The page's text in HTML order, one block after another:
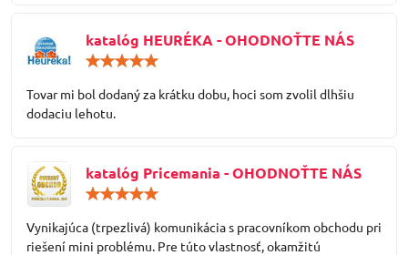
katalóg HEURÉKA - OHODNOŤTE NÁS
5
Tovar mi bol dodaný za krátku dobu, hoci som zvolil dlhšiu
dodaciu lehotu.
katalóg Pricemania - OHODNOŤTE NÁS
5
Vynikajúca (trpezlivá) komunikácia s pracovníkom obchodu pri
riešení mini problému. Pre túto vlastnosť, okamžitú